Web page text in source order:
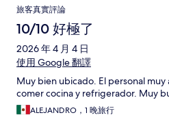
旅客真實評論
10/10 好極了
2026 年 4 月 4 日
使用 Google 翻譯
Muy bien ubicado. El personal
comer cocina y refrigerador. Muy
ALEJANDRO，1 晚旅行